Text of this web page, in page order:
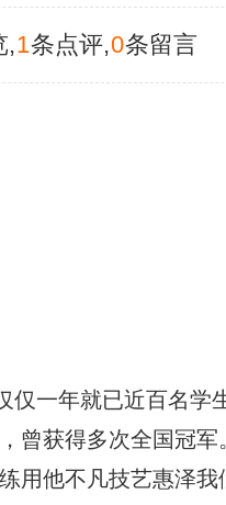
,1条点评,0条留言
仅一年就已近百名学
曾获得多次全国冠
用他不凡技艺惠泽